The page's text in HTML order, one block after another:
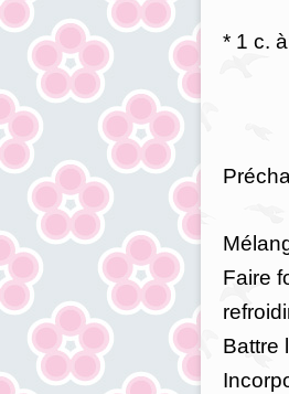
* 1 c.
Faire
Battre